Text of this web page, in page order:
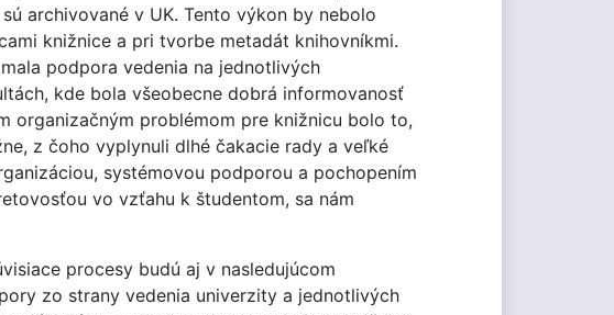
archivované v UK. Tento výkon by nebolo
knižnice a pri tvorbe metadát knihovníkmi.
podpora vedenia na jednotlivých
kde bola všeobecne dobrá informovanosť
organizačným problémom pre knižnicu bolo to,
z čoho vyplynuli dlhé čakacie rady a veľké
systémovou podporou a pochopením
vo vzťahu k študentom, sa nám
procesy budú aj v nasledujúcom
zo strany vedenia univerzity a jednotlivých